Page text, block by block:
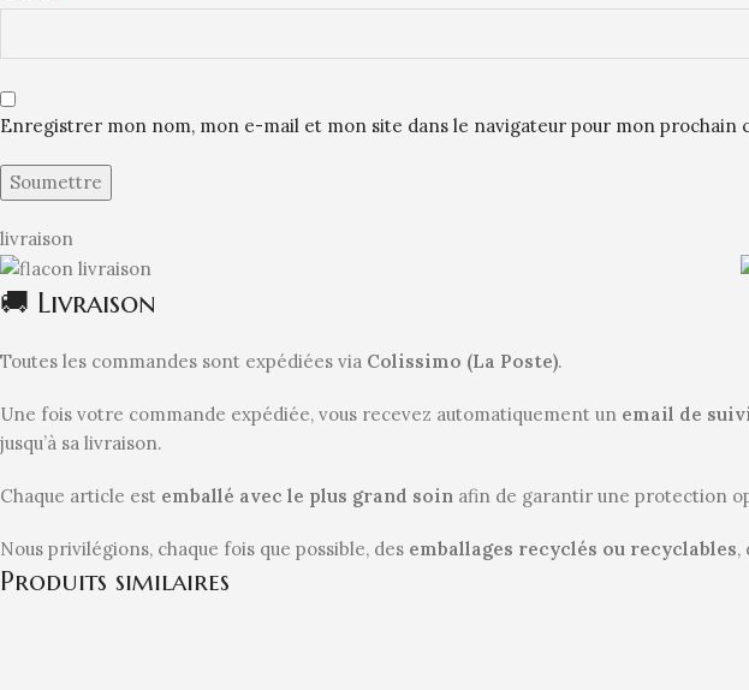
Enregistrer mon nom, mon e-mail et mon site dans le navigateur pour mon prochain
livraison
🚚 Livraison
Toutes les commandes sont expédiées via Colissimo (La Poste).
Une fois votre commande expédiée, vous recevez automatiquement un email de
jusqu’à sa livraison.
Chaque article est emballé avec le plus grand soin afin de garantir une protection
Nous privilégions, chaque fois que possible, des emballages recyclés ou recyclables,
Produits similaires